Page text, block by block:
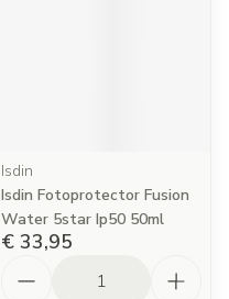
Isdin
Isdin Fotoprotector Fusion
Water 5star Ip50 50ml
€ 33,95